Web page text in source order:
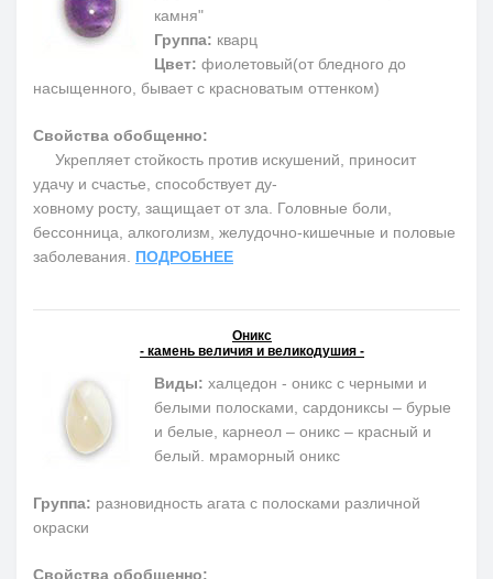
камня"
Группа: кварц
Цвет: фиолетовый(от бледного до
насыщенного, бывает с красноватым оттенком)
Свойства обобщенно:
Укрепляет стойкость против искушений, приносит
удачу и счастье, способствует ду-
ховному росту, защищает от зла. Головные боли,
бессонница, алкоголизм, желудочно-кишечные и половые
заболевания. ПОДРОБНЕЕ
Оникс
- камень величия и великодушия -
Виды: халцедон - оникс с черными и
белыми полосками, сардониксы – бурые
и белые, карнеол – оникс – красный и
белый. мраморный оникс
Группа: разновидность агата с полосками различной
окраски
Свойства обобщенно: